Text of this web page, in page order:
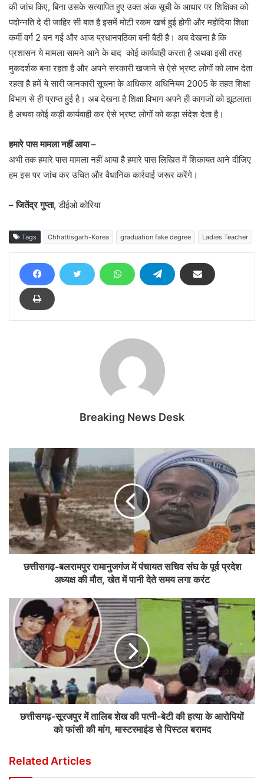
की जांच किए, बिना उसके सत्यापित हुए उक्त अंक सूची के आधार पर शिक्षिका को
पदोन्नति दे दी जाहिर सी बात है इसमें मोटी रकम खर्च हुई होगी और महोदिया शिक्षा
कर्मी वर्ग 2 बन गई और आज प्रधानपठिका बनी बैठी है। अब देखना है कि
प्रशासन ये मामला सामने आने के बाद कोई कार्यवाही करता है अथवा इसी तरह
मुकदर्शक बना रहता है और अपने सरकारी खजाने से ऐसे भ्रष्ट लोगों को लाभ देता
रहता है हमें ये सारी जानकारी सूचना के अधिकार अधिनियम 2005 के तहत शिक्षा
विभाग से ही प्राप्त हुई है। अब देखना है शिक्षा विभाग अपने ही कागजों को झूठलाता
है अथवा कोई कड़ी कार्यवाही कर ऐसे भ्रष्ट लोगों को कड़ा संदेश देता है।
हमारे पास मामला नहीं आया –
अभी तक हमारे पास मामला नहीं आया है हमारे पास लिखित में शिकायत आने दीजिए
हम इस पर जांच कर उचित और वैधानिक कार्रवाई जरूर करेंगे।
– जितेंद्र गुप्ता, डीईओ कोरिया
Tags Chhattisgarh-Korea graduation fake degree Ladies Teacher
Breaking News Desk
छत्तीसगढ़-बलरामपुर रामानुजगंज में पंचायत सचिव संघ के पूर्व प्रदेश
अध्यक्ष की मौत, खेत में पानी देते समय लगा करंट
छत्तीसगढ़-सूरजपुर में तालिब शेख की पत्नी-बेटी की हत्या के आरोपियों
को फांसी की मांग, मास्टरमाइंड से पिस्टल बरामद
Related Articles